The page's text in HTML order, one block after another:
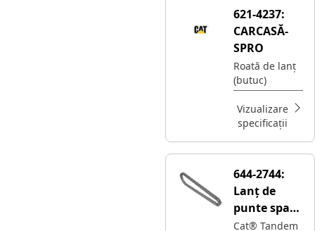
axles,
enabling the
equipment to
move
621-4237:
CARCASĂ-
SPRO
Roată de lanț
(butuc)
Vizualizare
specificații
644-2744:
Lanț de
punte spate
cu
Cat® Tandem